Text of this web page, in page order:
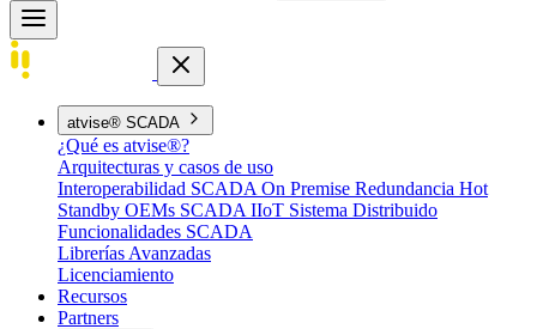
atvise® SCADA
¿Qué es atvise®?
Arquitecturas y casos de uso
Interoperabilidad SCADA On Premise Redundancia Hot
Standby OEMs SCADA IIoT Sistema Distribuido
Funcionalidades SCADA
Librerías Avanzadas
Licenciamiento
Recursos
Partners